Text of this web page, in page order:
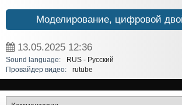
Моделирование, цифровой
13.05.2025 12:36
Sound language:
RUS - Русский
Провайдер видео:
rutube